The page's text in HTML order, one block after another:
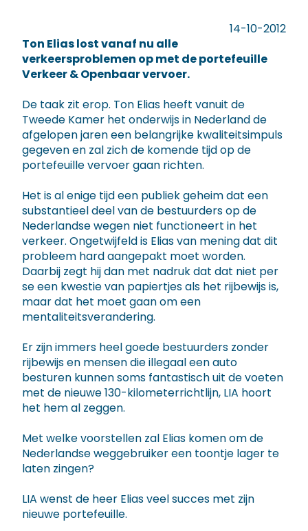
14-10-2012
Ton Elias lost vanaf nu alle
verkeersproblemen op met de portefeuille
Verkeer & Openbaar vervoer.
De taak zit erop. Ton Elias heeft vanuit de
Tweede Kamer het onderwijs in Nederland de
afgelopen jaren een belangrijke kwaliteitsimpuls
gegeven en zal zich de komende tijd op de
portefeuille vervoer gaan richten.
Het is al enige tijd een publiek geheim dat een
substantieel deel van de bestuurders op de
Nederlandse wegen niet functioneert in het
verkeer. Ongetwijfeld is Elias van mening dat dit
probleem hard aangepakt moet worden.
Daarbij zegt hij dan met nadruk dat dat niet per
se een kwestie van papiertjes als het rijbewijs is,
maar dat het moet gaan om een
mentaliteitsverandering.
Er zijn immers heel goede bestuurders zonder
rijbewijs en mensen die illegaal een auto
besturen kunnen soms fantastisch uit de voeten
met de nieuwe 130-kilometerrichtlijn, LIA hoort
het hem al zeggen.
Met welke voorstellen zal Elias komen om de
Nederlandse weggebruiker een toontje lager te
laten zingen?
LIA wenst de heer Elias veel succes met zijn
nieuwe portefeuille.